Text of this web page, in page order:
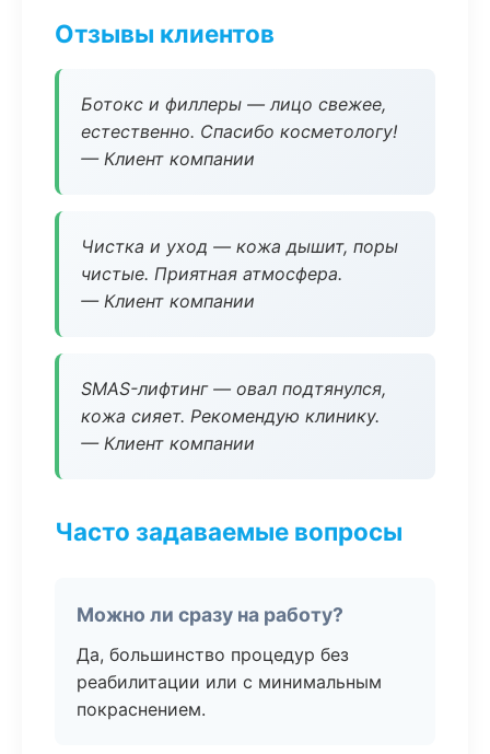
Отзывы клиентов
Ботокс и филлеры — лицо свежее,
естественно. Спасибо косметологу!
— Клиент компании
Чистка и уход — кожа дышит, поры
чистые. Приятная атмосфера.
— Клиент компании
SMAS-лифтинг — овал подтянулся,
кожа сияет. Рекомендую клинику.
— Клиент компании
Часто задаваемые вопросы
Можно ли сразу на работу?
Да, большинство процедур без
реабилитации или с минимальным
покраснением.